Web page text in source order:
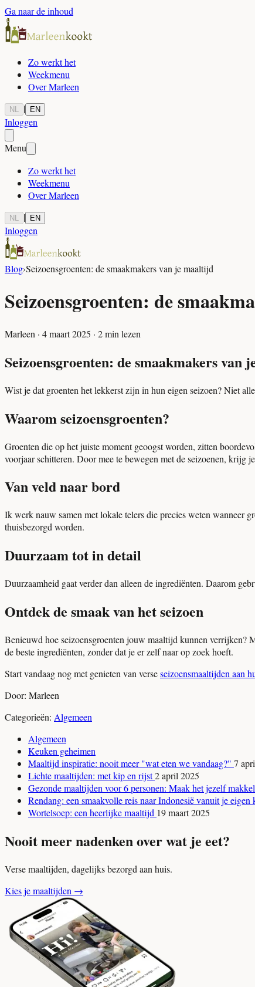
Ga naar de inhoud
Zo werkt het
Weekmenu
Over Marleen
NL | EN
Inloggen
Menu
Zo werkt het
Weekmenu
Over Marleen
NL | EN
Inloggen
Blog›Seizoensgroenten: de smaakmakers van je maaltijd
Seizoensgroenten: de
Marleen · 4 maart 2025 · 2min lezen
Seizoensgroenten: de smaakmakers van
Wist je dat groenten het lekkerst zijn in hun eigen seizoen? Niet
Waarom seizoensgroenten?
Groenten die op het juiste moment geoogst worden, zitten
voorjaar schitteren. Door mee te bewegen met de seizoenen, krijg
Van veld naar bord
Ik werk nauw samen met lokale telers die precies weten wanneer
thuisbezorgd worden.
Duurzaam tot in detail
Duurzaamheid gaat verder dan alleen de ingrediënten. Daarom
Ontdek de smaak van het seizoen
Benieuwd hoe seizoensgroenten jouw maaltijd kunnen verrijken?
de beste ingrediënten, zonder dat je er zelf naar op zoek hoeft.
Start vandaag nog met genieten van verseseizoensmaaltijden aan
Door: Marleen
Categorieën: Algemeen
Algemeen
Keuken geheimen
Maaltijd inspiratie: nooit meer "wat eten we vandaag?" 7
Lichte maaltijden: met kip en rijst2 april 2025
Gezonde maaltijden voor 6 personen: Maak het jezelf
Rendang: een smaakvolle reis naar Indonesië vanuit je eigen
Wortelsoep: een heerlijke maaltijd 19 maart 2025
Nooit meer nadenken over wat je eet?
Verse maaltijden, dagelijks bezorgd aan huis.
Kies je maaltijden →